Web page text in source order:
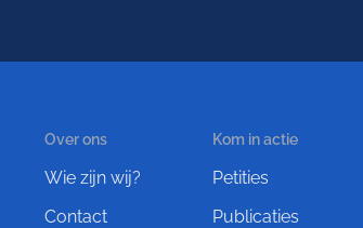
Over ons
Wie zijn wij?
Contact
Kom in actie
Petities
Publicaties